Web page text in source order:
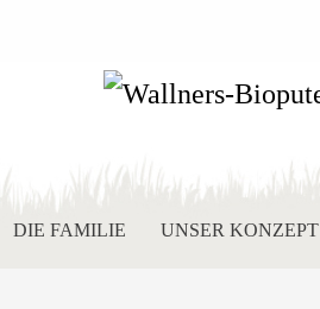
DIE FAMILIE UNSER KONZEPT